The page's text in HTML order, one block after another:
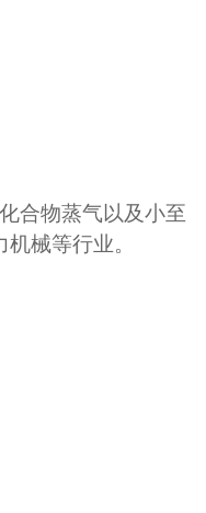
合物蒸气以及小至
械等行业。